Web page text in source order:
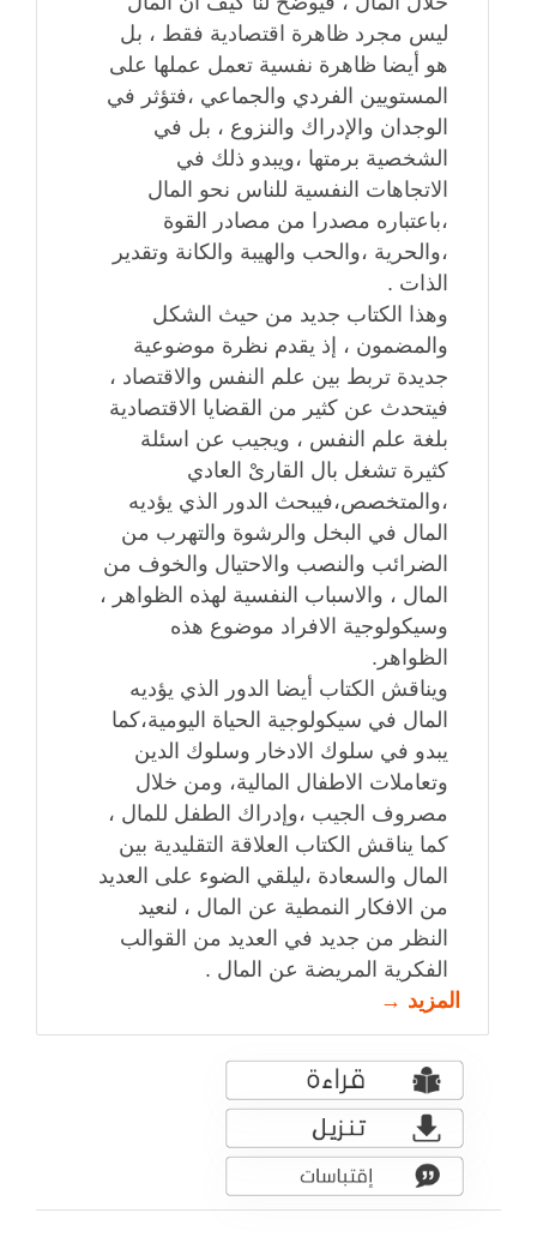
ليس مجرد ظاهرة اقتصادية فقط ، بل
هو أيضا ظاهرة نفسية تعمل عملها على
المستويين الفردي والجماعي ،فتؤثر في
الوجدان والإدراك والنزوع ، بل في
الشخصية برمتها ،ويبدو ذلك في
الاتجاهات النفسية للناس نحو المال
،باعتباره مصدرا من مصادر القوة
،والحرية ،والحب والهيبة والكانة وتقدير
الذات .
وهذا الكتاب جديد من حيث الشكل
والمضمون ، إذ يقدم نظرة موضوعية
جديدة تربط بين علم النفس والاقتصاد ،
فيتحدث عن كثير من القضايا الاقتصادية
بلغة علم النفس ، ويجيب عن اسئلة
كثيرة تشغل بال القارىْ العادي
،والمتخصص،فيبحث الدور الذي يؤديه
المال في البخل والرشوة والتهرب من
الضرائب والنصب والاحتيال والخوف من
المال ، والاسباب النفسية لهذه الظواهر ،
وسيكولوجية الافراد موضوع هذه
الظواهر.
ويناقش الكتاب أيضا الدور الذي يؤديه
المال في سيكولوجية الحياة اليومية،كما
يبدو في سلوك الادخار وسلوك الدين
وتعاملات الاطفال المالية، ومن خلال
مصروف الجيب ،وإدراك الطفل للمال ،
كما يناقش الكتاب العلاقة التقليدية بين
المال والسعادة ،ليلقي الضوء على العديد
من الافكار النمطية عن المال ، لنعيد
النظر من جديد في العديد من القوالب
الفكرية المريضة عن المال .
المزيد →